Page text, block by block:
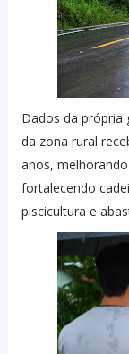
Dados da própria
da zona rural
anos,
fortalecendo
piscicultura e